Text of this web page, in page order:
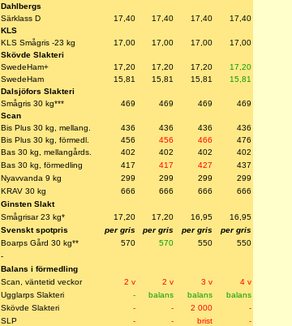
Dahlbergs
Särklass D
17,40 17,40 17,40
17,40
KLS
KLS Smågris -23 kg
17,00 17,00 17,00
17,00
Skövde Slakteri
SwedeHam+
17,20 17,20 17,20
17,20
SwedeHam
15,81 15,81 15,81
15,81
Dalsjöfors Slakteri
Smågris 30 kg***
469 469 469
469
Scan
Bis Plus 30 kg, mellang.
436 436 436
436
Bis Plus 30 kg, förmedl.
456 456 466
476
Bas 30 kg, mellangårds.
402 402 402
402
Bas 30 kg, förmedling
417 417 427
437
Nyavvanda 9 kg
299 299 299
299
KRAV 30 kg
666 666 666
666
Ginsten Slakt
Smågrisar 23 kg*
17,20 17,20 16,95
16,95
Svenskt spotpris
per gris per gris per gris
per gris
Boarps Gård 30 kg**
570 570 550
550
-
Balans i förmedling
Scan, väntetid veckor
2 v 2 v 3 v
4 v
Ugglarps Slakteri
- balans balans
balans
Skövde Slakteri
- - 2 000
-
SLP
- - brist
-